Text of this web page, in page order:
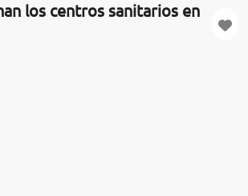
los centros sanitarios en